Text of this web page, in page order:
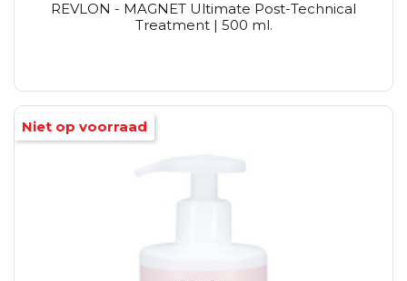
REVLON - MAGNET Ultimate Post-Technical
Treatment | 500 ml.
Niet op voorraad